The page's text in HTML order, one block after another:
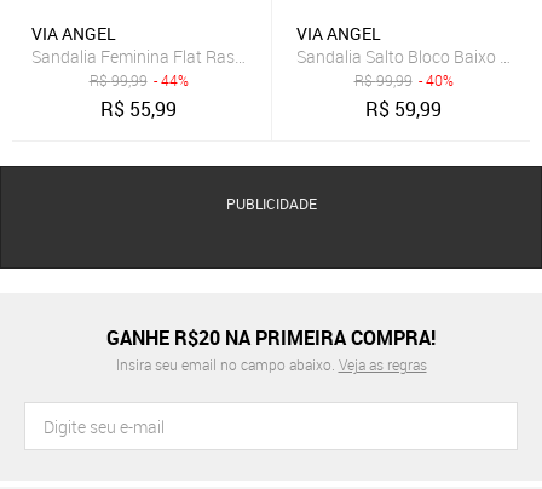
VIA ANGEL
Sandalia Feminina Flat Rasteira de Tira Detalhe Sofisticado Leve
R$99,99 - 44%
R$ 55,99
VIA ANGEL
R$99,99 - 40%
R$ 59,99
PUBLICIDADE
GANHE R$20 NA PRIMEIRA COMPRA!
Insira seu email no campo abaixo. Veja as regras